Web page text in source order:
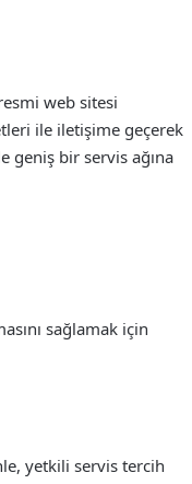
web sitesi
ile iletişime geçerek
geniş bir servis ağına
sağlamak için
yetkili servis tercih